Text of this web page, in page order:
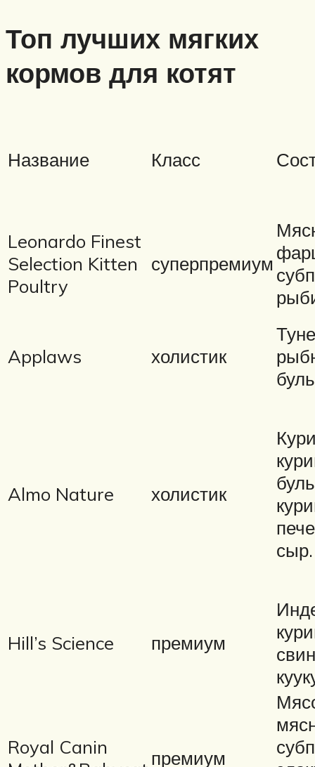
Топ лучших мягких
кормов для котят
Название Класс
Leonardo Finest
Selection Kitten
Poultry
суперпремиум
Applaws холистик
Almo Nature холистик
сыр.
Hill’s Science премиум
Royal Canin
премиум